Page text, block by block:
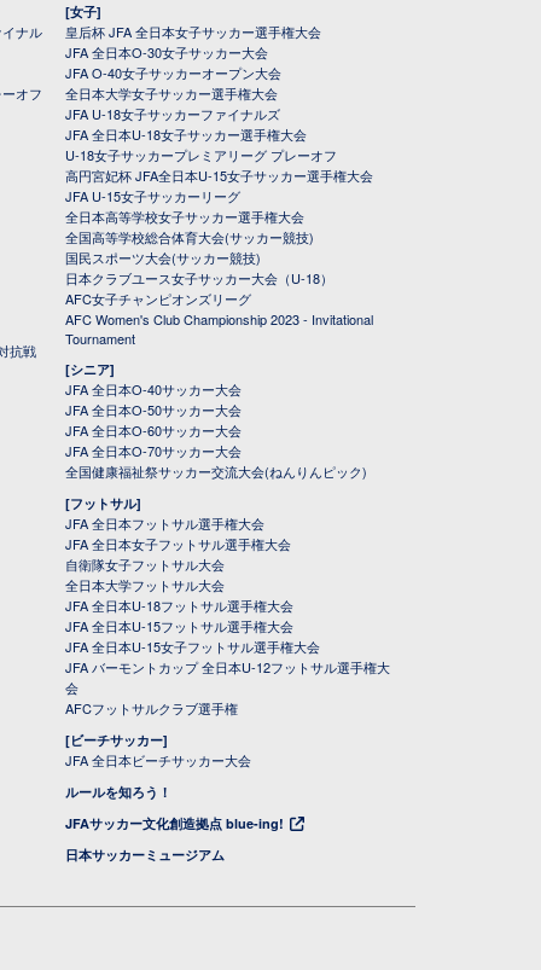
ナル
オフ
抗戦
[女子]
皇后杯 JFA 全日本女子サッカー選手権大会
JFA 全日本O-30女子サッカー大会
JFA O-40女子サッカーオープン大会
全日本大学女子サッカー選手権大会
JFA U-18女子サッカーファイナルズ
JFA 全日本U-18女子サッカー選手権大会
U-18女子サッカープレミアリーグ プレーオフ
高円宮妃杯 JFA全日本U-15女子サッカー選手権大会
JFA U-15女子サッカーリーグ
全日本高等学校女子サッカー選手権大会
全国高等学校総合体育大会(サッカー競技)
国民スポーツ大会(サッカー競技)
日本クラブユース女子サッカー大会（U-18）
AFC女子チャンピオンズリーグ
AFC Women's Club Championship 2023 - Invitational
Tournament
[シニア]
JFA 全日本O-40サッカー大会
JFA 全日本O-50サッカー大会
JFA 全日本O-60サッカー大会
JFA 全日本O-70サッカー大会
全国健康福祉祭サッカー交流大会(ねんりんピック)
[フットサル]
JFA 全日本フットサル選手権大会
JFA 全日本女子フットサル選手権大会
自衛隊女子フットサル大会
全日本大学フットサル大会
JFA 全日本U-18フットサル選手権大会
JFA 全日本U-15フットサル選手権大会
JFA 全日本U-15女子フットサル選手権大会
JFA バーモントカップ 全日本U-12フットサル選手権大
会
AFCフットサルクラブ選手権
[ビーチサッカー]
JFA 全日本ビーチサッカー大会
ルールを知ろう！
JFAサッカー文化創造拠点 blue-ing!
日本サッカーミュージアム